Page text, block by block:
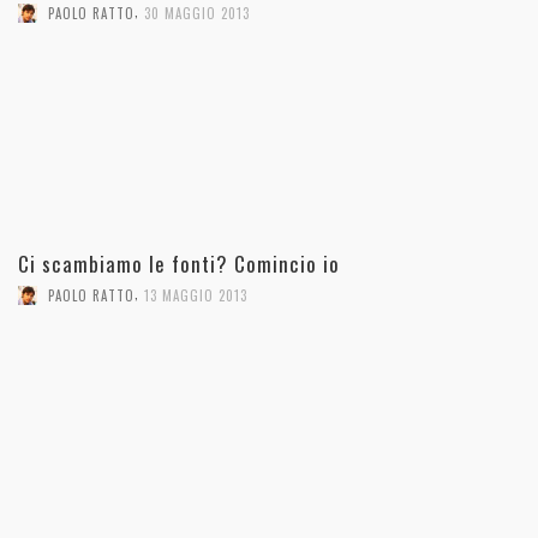
PAOLO RATTO, 30 MAGGIO 2013
Ci scambiamo le fonti? Comincio io
PAOLO RATTO, 13 MAGGIO 2013